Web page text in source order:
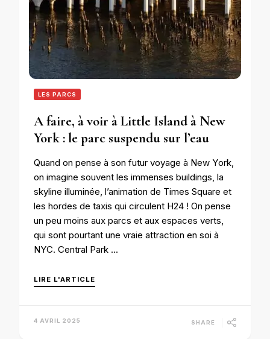
LES PARCS
A faire, à voir à Little Island à New
York : le parc suspendu sur l’eau
Quand on pense à son futur voyage à New York,
on imagine souvent les immenses buildings, la
skyline illuminée, l’animation de Times Square et
les hordes de taxis qui circulent H24 ! On pense
un peu moins aux parcs et aux espaces verts,
qui sont pourtant une vraie attraction en soi à
NYC. Central Park …
LIRE L'ARTICLE
4 AVRIL 2025 SHARE